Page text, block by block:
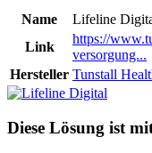
Name
Lifeline
Link
https://
versorgung...
Hersteller Tunstall
Diese Lösung ist